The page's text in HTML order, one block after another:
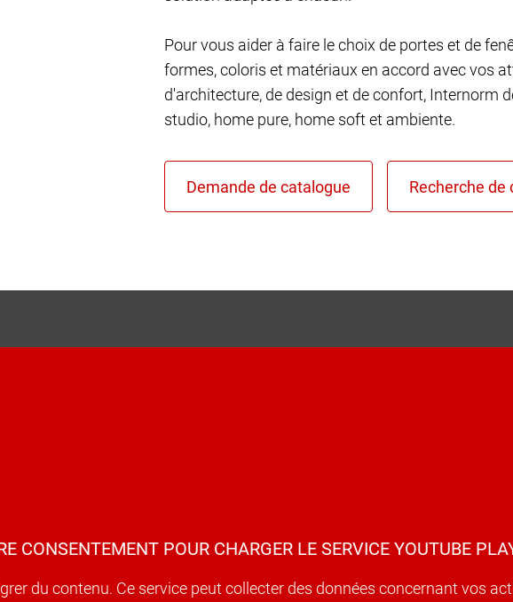
Pour vous aider à faire le choix de portes et de
formes, coloris et matériaux en accord avec vos
d'architecture, de design et de confort, Internorm
studio, home pure, home soft et ambiente.
CONSENTEMENT POUR CHARGER LE SERVICE YOUTUBE
du contenu. Ce service peut collecter des données concernant vos